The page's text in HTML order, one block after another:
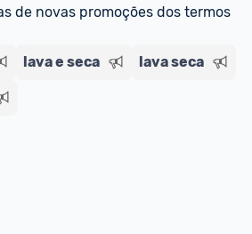
de novas promoções dos termos
lava e seca lava seca